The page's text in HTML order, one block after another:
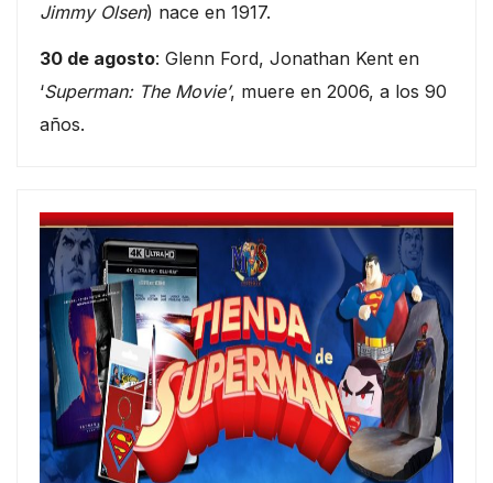
Jimmy Olsen) nace en 1917.
30 de agosto: Glenn Ford, Jonathan Kent en
‘Superman: The Movie’, muere en 2006, a los 90
años.